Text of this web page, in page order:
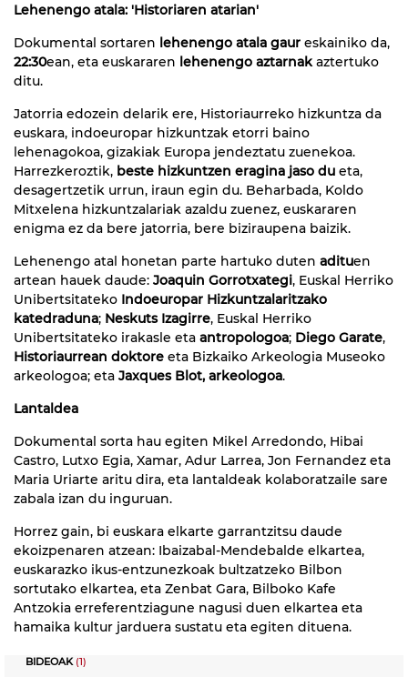
Lehenengo atala: 'Historiaren atarian'
Dokumental sortaren lehenengo atala gaur eskainiko da,
22:30ean, eta euskararen lehenengo aztarnak aztertuko
ditu.
Jatorria edozein delarik ere, Historiaurreko hizkuntza da
euskara, indoeuropar hizkuntzak etorri baino
lehenagokoa, gizakiak Europa jendeztatu zuenekoa.
Harrezkeroztik, beste hizkuntzen eragina jaso du eta,
desagertzetik urrun, iraun egin du. Beharbada, Koldo
Mitxelena hizkuntzalariak azaldu zuenez, euskararen
enigma ez da bere jatorria, bere biziraupena baizik.
Lehenengo atal honetan parte hartuko duten adituen
artean hauek daude: Joaquin Gorrotxategi, Euskal Herriko
Unibertsitateko Indoeuropar Hizkuntzalaritzako
katedraduna; Neskuts Izagirre, Euskal Herriko
Unibertsitateko irakasle eta antropologoa; Diego Garate,
Historiaurrean doktore eta Bizkaiko Arkeologia Museoko
arkeologoa; eta Jaxques Blot, arkeologoa.
Lantaldea
Dokumental sorta hau egiten Mikel Arredondo, Hibai
Castro, Lutxo Egia, Xamar, Adur Larrea, Jon Fernandez eta
Maria Uriarte aritu dira, eta lantaldeak kolaboratzaile sare
zabala izan du inguruan.
Horrez gain, bi euskara elkarte garrantzitsu daude
ekoizpenaren atzean: Ibaizabal-Mendebalde elkartea,
euskarazko ikus-entzunezkoak bultzatzeko Bilbon
sortutako elkartea, eta Zenbat Gara, Bilboko Kafe
Antzokia erreferentziagune nagusi duen elkartea eta
hamaika kultur jarduera sustatu eta egiten dituena.
BIDEOAK (1)